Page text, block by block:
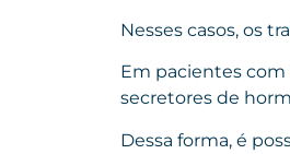
Nesses casos, os
Em pacientes
secretores de
Dessa forma, é